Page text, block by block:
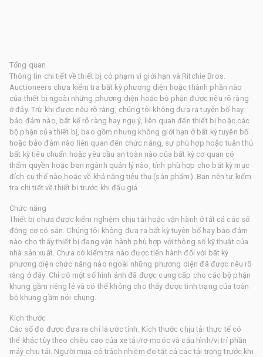
Tổng quan
Thông tin chi tiết về thiết bị có phạm vi giới hạn và Ritchie Bros.
Auctioneers chưa kiểm tra bất kỳ phương diện hoặc thành phần nào
của thiết bị ngoài những phương diện hoặc bộ phận được nêu rõ ràng
ở đây. Trừ khi được nêu rõ ràng, chúng tôi không đưa ra tuyên bố hay
bảo đảm nào, bất kể rõ ràng hay ngụ ý, liên quan đến thiết bị hoặc các
bộ phận của thiết bị, bao gồm nhưng không giới hạn ở bất kỳ tuyên bố
hoặc bảo đảm nào liên quan đến chức năng, sự phù hợp hoặc tuân thủ
bất kỳ tiêu chuẩn hoặc yêu cầu an toàn nào của bất kỳ cơ quan có
thẩm quyền hoặc ban ngành quản lý nào, tính phù hợp cho bất kỳ mục
đích cụ thể nào hoặc về khả năng tiêu thụ (sản phẩm). Bạn nên tự kiểm
tra chi tiết về thiết bị trước khi đấu giá.
Chức năng
Thiết bị chưa được kiểm nghiệm chịu tải hoặc vận hành ở tất cả các số
động cơ có sẵn. Chúng tôi không đưa ra bất kỳ tuyên bố hay bảo đảm
nào cho thấy thiết bị đang vận hành phù hợp với thông số kỹ thuật của
nhà sản xuất. Chưa có kiểm tra nào được tiến hành đối với bất kỳ
phương diện chức năng nào ngoài những phương diện đã được nêu rõ
ràng ở đây. Chỉ có một số hình ảnh đã được cung cấp cho các bộ phận
khung gầm riêng lẻ và có thể không cho thấy được tình trạng của toàn
bộ khung gầm nói chung.
Kích thước
Các số đo được đưa ra chỉ là ước tính. Kích thước chịu tải thực tế có
thể khác tùy theo chiều cao của xe tải/rơ-moóc và cấu hình/vị trí phần
máy chịu tải. Người mua có trách nhiệm đo tất cả các tải trọng trước khi